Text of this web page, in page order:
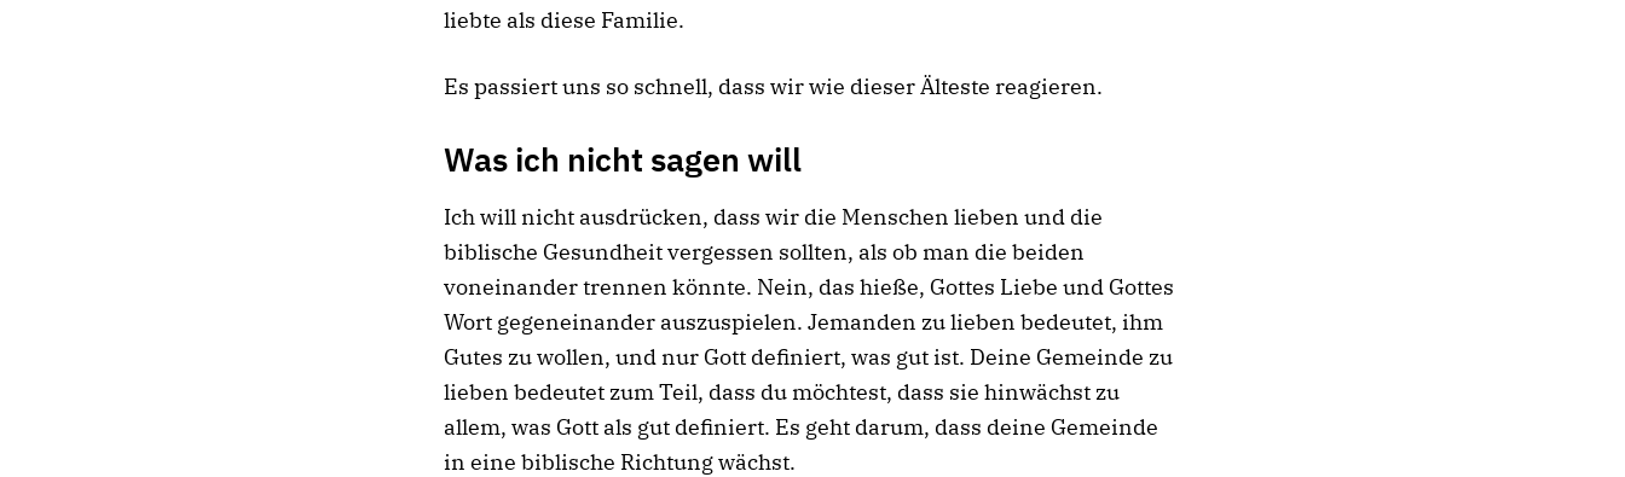
liebte als diese Familie.
Es passiert uns so schnell, dass wir wie dieser Älteste reagieren.
Was ich nicht sagen will
Ich will nicht ausdrücken, dass wir die Menschen lieben und die
biblische Gesundheit vergessen sollten, als ob man die beiden
voneinander trennen könnte. Nein, das hieße, Gottes Liebe und Gottes
Wort gegeneinander auszuspielen. Jemanden zu lieben bedeutet, ihm
Gutes zu wollen, und nur Gott definiert, was gut ist. Deine Gemeinde zu
lieben bedeutet zum Teil, dass du möchtest, dass sie hinwächst zu
allem, was Gott als gut definiert. Es geht darum, dass deine Gemeinde
in eine biblische Richtung wächst.